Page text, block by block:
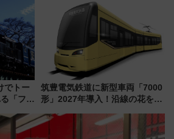
暇村のお得な日帰りプランも登
でトー
「フリ
筑豊電気鉄道に新型車両「7000
形」2027年導入！沿線の花をイ
内は落ち着いたゆとりある空間